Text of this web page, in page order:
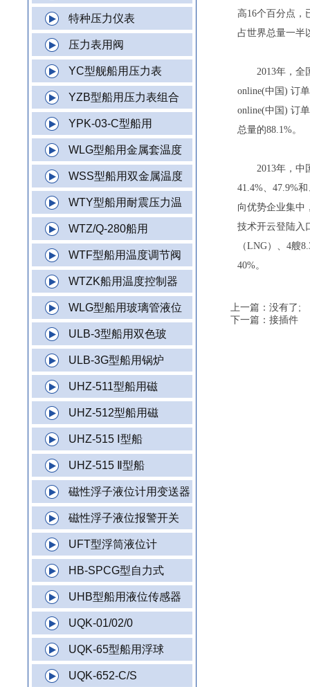
特种压力仪表
压力表用阀
YC型舰船用压力表
YZB型船用压力表组合
YPK-03-C型船用
WLG型船用金属套温度
WSS型船用双金属温度
WTY型船用耐震压力温
WTZ/Q-280船用
WTF型船用温度调节阀
WTZK船用温度控制器
WLG型船用玻璃管液位
ULB-3型船用双色玻
ULB-3G型船用锅炉
UHZ-511型船用磁
UHZ-512型船用磁
UHZ-515 Ⅰ型船
UHZ-515 Ⅱ型船
磁性浮子液位计用变送器
磁性浮子液位报警开关
UFT型浮筒液位计
HB-SPCG型自力式
UHB型船用液位传感器
UQK-01/02/0
UQK-65型船用浮球
UQK-652-C/S
高16个百分点，
占世界总量一半
2013年，全国
online(中国) 订
online(中国) 订
总量的88.1%。
2013年，中国
41.4%、47.9%
向优势企业集中
技术开云登陆入
（LNG）、4艘
40%。
上一篇：没有了;
下一篇：接插件